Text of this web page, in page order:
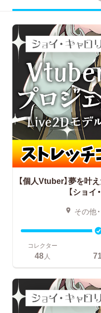
【個人Vtuber】夢を叶え
【ショイ
その他
コレクター
48 人